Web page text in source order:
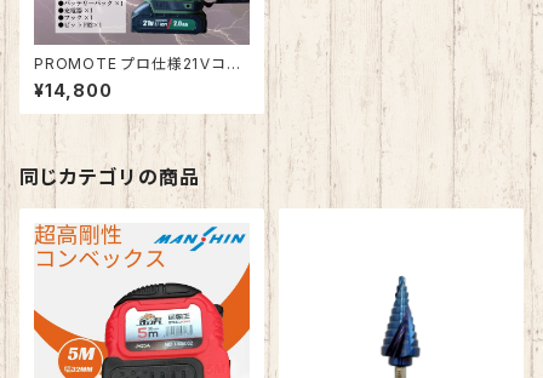
PROMOTE プロ仕様21Ｖコー
ドレスインパクトドライバー（ブ
ラシレス）
¥14,800
同じカテゴリの商品